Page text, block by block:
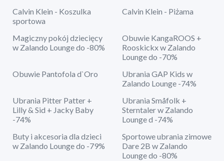
Calvin Klein - Koszulka
sportowa
Calvin Klein - Piżama
Magiczny pokój dziecięcy
w Zalando Lounge do -80%
Obuwie KangaROOS +
Rooskickx w Zalando
Lounge do -70%
Obuwie Pantofola d`Oro
Ubrania GAP Kids w
Zalando Lounge -74%
Ubrania Pitter Patter +
Lilly & Sid + Jacky Baby
-74%
Ubrania Småfolk +
Sterntaler w Zalando
Lounge d -74%
Buty i akcesoria dla dzieci
w Zalando Lounge do -79%
Sportowe ubrania zimowe
Dare 2B w Zalando
Lounge do -80%